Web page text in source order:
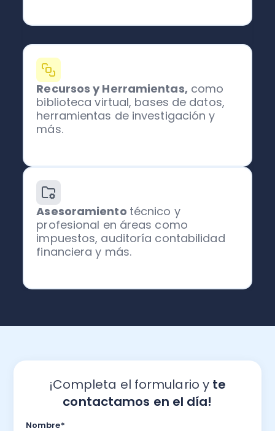
Recursos y Herramientas,como
biblioteca virtual, bases de datos,
herramientas de investigación y
más.
Asesoramiento técnico y
profesional en áreas como
impuestos, auditoría contabilidad
financiera y más.
¡Completa el formulario y te
contactamos en el día!
Nombre*